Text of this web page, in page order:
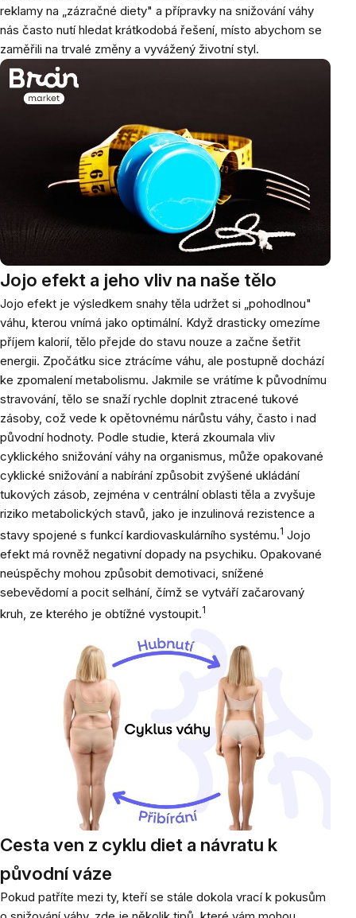
reklamy na „zázračné diety" a přípravky na snižování váhy
nás často nutí hledat krátkodobá řešení, místo abychom se
zaměřili na trvalé změny a vyvážený životní styl.
Jojo efekt a jeho vliv na naše tělo
Jojo efekt je výsledkem snahy těla udržet si „pohodlnou"
váhu, kterou vnímá jako optimální. Když drasticky omezíme
příjem kalorií, tělo přejde do stavu nouze a začne šetřit
energii. Zpočátku sice ztrácíme váhu, ale postupně dochází
ke zpomalení metabolismu. Jakmile se vrátíme k původnímu
stravování, tělo se snaží rychle doplnit ztracené tukové
zásoby, což vede k opětovnému nárůstu váhy, často i nad
původní hodnoty. Podle studie, která zkoumala vliv
cyklického snižování váhy na organismus, může opakované
cyklické snižování a nabírání způsobit zvýšené ukládání
tukových zásob, zejména v centrální oblasti těla a zvyšuje
riziko metabolických stavů, jako je inzulinová rezistence a
stavy spojené s funkcí kardiovaskulárního systému.1 Jojo
efekt má rovněž negativní dopady na psychiku. Opakované
neúspěchy mohou způsobit demotivaci, snížené
sebevědomí a pocit selhání, čímž se vytváří začarovaný
kruh, ze kterého je obtížné vystoupit.1
Cesta ven z cyklu diet a návratu k
původní váze
Pokud patříte mezi ty, kteří se stále dokola vrací k pokusům